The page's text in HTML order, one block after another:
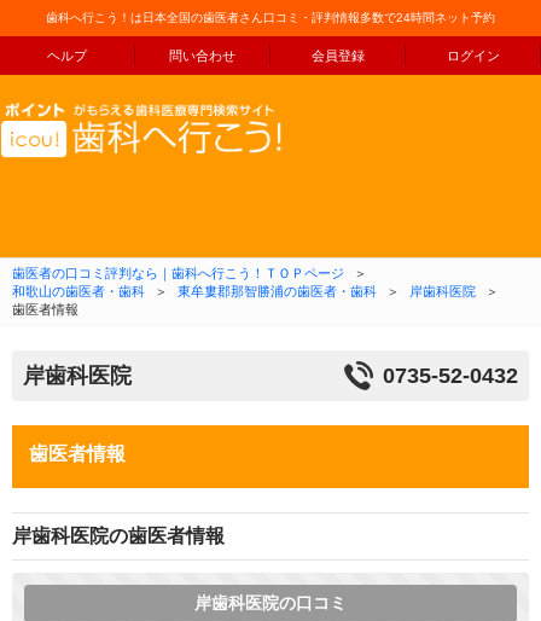
歯科へ行こう！は日本全国の歯医者さん口コミ・評判情報多数で24時間ネット予約
ヘルプ 問い合わせ 会員登録 ログイン
コンテンツへ移動
歯医者の口コミ評判なら｜歯科へ行こう！ＴＯＰページ
＞
和歌山の歯医者・歯科
＞ 東牟婁郡那智勝浦の歯医者・歯科 ＞ 岸歯科医院
＞
歯医者情報
岸歯科医院 0735-52-0432
歯医者情報
岸歯科医院の歯医者情報
岸歯科医院の口コミ